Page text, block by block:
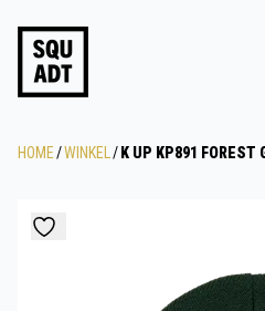
HOME/WINKEL / K UP KP891 FOREST